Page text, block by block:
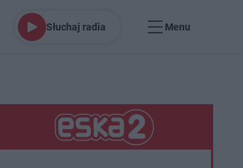
Słuchaj radia Menu